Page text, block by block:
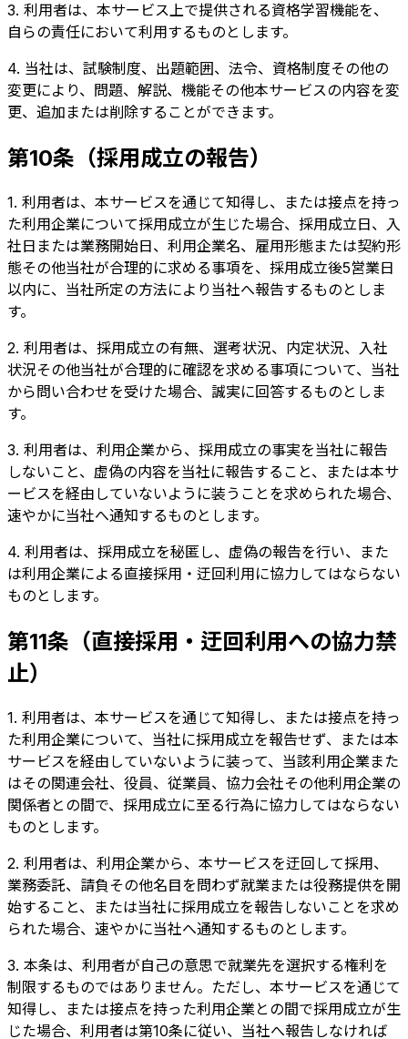
3. 利用者は、本サービス上で提供される資格学習機能を、
自らの責任において利用するものとします。
4. 当社は、試験制度、出題範囲、法令、資格制度その他の
変更により、問題、解説、機能その他本サービスの内容を変
更、追加または削除することができます。
第10条（採用成立の報告）
1. 利用者は、本サービスを通じて知得し、または接点を持っ
た利用企業について採用成立が生じた場合、採用成立日、入
社日または業務開始日、利用企業名、雇用形態または契約形
態その他当社が合理的に求める事項を、採用成立後5営業日
以内に、当社所定の方法により当社へ報告するものとしま
す。
2. 利用者は、採用成立の有無、選考状況、内定状況、入社
状況その他当社が合理的に確認を求める事項について、当社
から問い合わせを受けた場合、誠実に回答するものとしま
す。
3. 利用者は、利用企業から、採用成立の事実を当社に報告
しないこと、虚偽の内容を当社に報告すること、または本サ
ービスを経由していないように装うことを求められた場合、
速やかに当社へ通知するものとします。
4. 利用者は、採用成立を秘匿し、虚偽の報告を行い、また
は利用企業による直接採用・迂回利用に協力してはならない
ものとします。
第11条（直接採用・迂回利用への協力禁
止）
1. 利用者は、本サービスを通じて知得し、または接点を持っ
た利用企業について、当社に採用成立を報告せず、または本
サービスを経由していないように装って、当該利用企業また
はその関連会社、役員、従業員、協力会社その他利用企業の
関係者との間で、採用成立に至る行為に協力してはならない
ものとします。
2. 利用者は、利用企業から、本サービスを迂回して採用、
業務委託、請負その他名目を問わず就業または役務提供を開
始すること、または当社に採用成立を報告しないことを求め
られた場合、速やかに当社へ通知するものとします。
3. 本条は、利用者が自己の意思で就業先を選択する権利を
制限するものではありません。ただし、本サービスを通じて
知得し、または接点を持った利用企業との間で採用成立が生
じた場合、利用者は第10条に従い、当社へ報告しなければ